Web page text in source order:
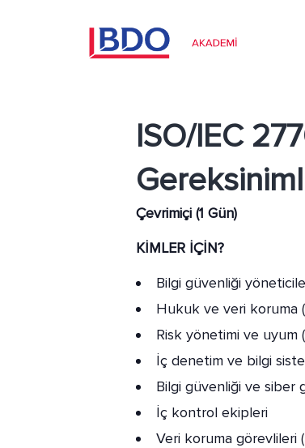
ISO/IEC
Çevrimiçi (1 Gün)
KİMLER İÇİN?
Bilgi güvenliği
Hukuk ve veri koruma
Risk yönetimi ve uyum
İç denetim ve bilgi
Bilgi güvenliği ve siber
İç kontrol ekipleri
Veri koruma görevlileri